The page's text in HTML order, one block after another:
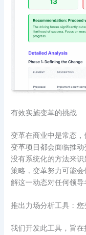
有效实施变革的挑战
变革在商业中是常态
变革项目都会面临推
没有系统化的方法来
策略，变革努力可能
解这一动态对任何领导
推出力场分析工具：
我们开发此工具，旨